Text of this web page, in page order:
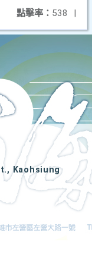
點擊率： 538 |
Kaohsiung